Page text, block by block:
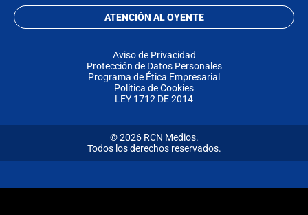
ATENCIÓN AL OYENTE
Aviso de Privacidad
Protección de Datos Personales
Programa de Ética Empresarial
Política de Cookies
LEY 1712 DE 2014
© 2026 RCN Medios.
Todos los derechos reservados.